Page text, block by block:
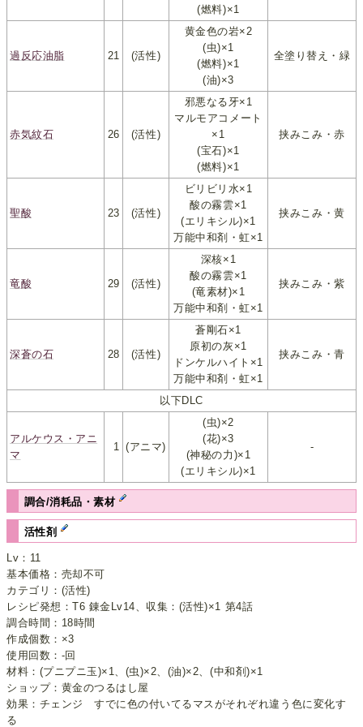
(燃料)×1
過反応油脂 21 (活性)
黄金色の岩×2
(虫)×1
(燃料)×1
(油)×3
全塗り替え・緑
赤気紋石 26 (活性)
邪悪なる牙×1
マルモアコメート
×1
(宝石)×1
(燃料)×1
挟みこみ・赤
聖酸 23 (活性)
ビリビリ水×1
酸の霧雲×1
(エリキシル)×1
万能中和剤・虹×1
挟みこみ・黄
竜酸 29 (活性)
深核×1
酸の霧雲×1
(竜素材)×1
万能中和剤・虹×1
挟みこみ・紫
深蒼の石 28 (活性)
蒼剛石×1
原初の灰×1
ドンケルハイト×1
万能中和剤・虹×1
挟みこみ・青
以下DLC
アルケウス・アニ
マ
1 (アニマ)
(虫)×2
(花)×3
(神秘の力)×1
(エリキシル)×1
-
調合/消耗品・素材
活性剤
Lv：11
基本価格：売却不可
カテゴリ：(活性)
レシピ発想：T6 錬金Lv14、収集：(活性)×1 第4話
調合時間：18時間
作成個数：×3
使用回数：-回
材料：(プニプニ玉)×1、(虫)×2、(油)×2、(中和剤)×1
ショップ：黄金のつるはし屋
効果：チェンジ すでに色の付いてるマスがそれぞれ違う色に変化す
る